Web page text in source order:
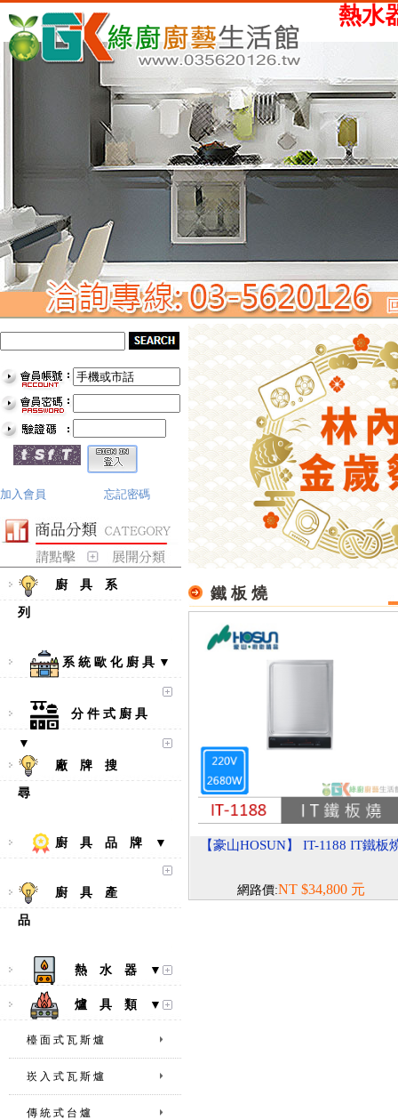
熱水器、瓦斯爐
加入會員 忘記密碼
廚 具 系
列
系 統 歐 化 廚 具 ▼
分 件 式 廚 具
▼
廠 牌 搜
尋
廚 具 品 牌 ▼
廚 具 產
品
熱 水 器 ▼
爐 具 類 ▼
檯 面 式 瓦 斯 爐
崁 入 式 瓦 斯 爐
傳 統 式 台 爐
鐵 板 燒
【豪山HOSUN】 IT-1188 IT鐵板
網路價:NT $34,800 元